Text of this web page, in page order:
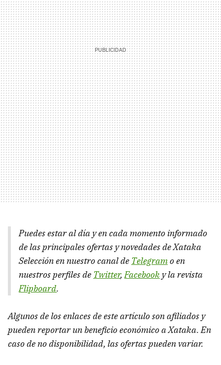
Puedes estar al día y en cada momento informado
de las principales ofertas y novedades de Xataka
Selección en nuestro canal de Telegramo en
nuestros perfiles de Twitter,Facebook y la revista
Flipboard.
Algunos de los enlaces de este artículo son afiliados y
pueden reportar un beneficio económico a Xataka. En
caso de no disponibilidad, las ofertas pueden variar.